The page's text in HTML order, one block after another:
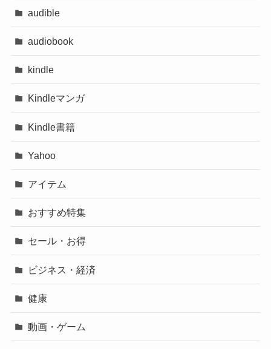
audible
audiobook
kindle
Kindleマンガ
Kindle書籍
Yahoo
アイテム
おすすめ特集
セール・お得
ビジネス・経済
健康
動画・ゲーム